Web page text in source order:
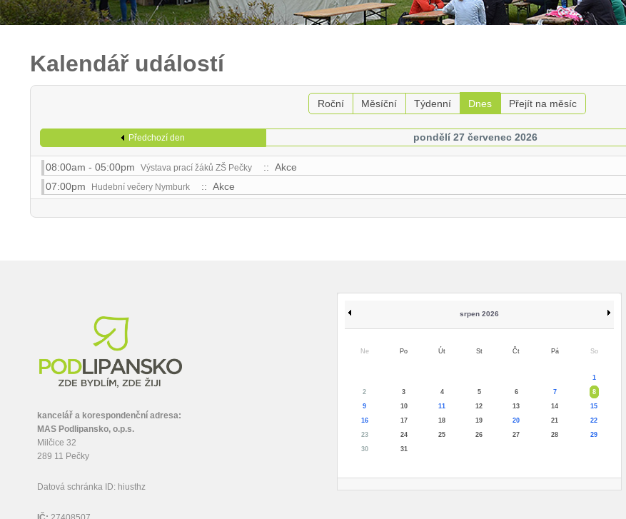
Kalendář událostí
Roční Měsíční Týdenní Dnes Přejít na měsíc
Předchozí den pondělí 27 červenec 2026
08:00am - 05:00pm Výstava prací žáků ZŠ Pečky
:: Akce
07:00pm
Hudební večery Nymburk :: Akce
kancelář a korespondenční adresa:
MAS Podlipansko, o.p.s.
Milčice 32
289 11 Pečky
Datová schránka ID: hiusthz
srpen 2026
Ne Po Út St Čt Pá So
1
2
3 4 5 6 7
8
9
10 11 12 13 14
15
16
17 18 19 20 21
22
23
24 25 26 27 28
29
30
31